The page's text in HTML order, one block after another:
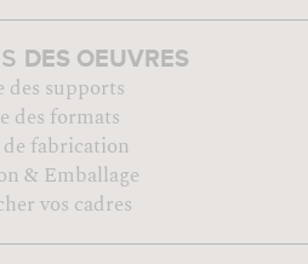
DES OEUVRES
des supports
des formats
de fabrication
& Emballage
vos cadres